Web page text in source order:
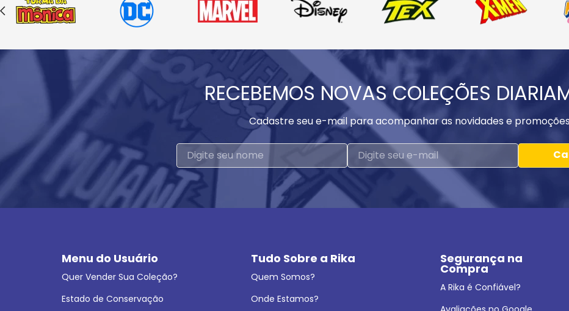
RECEBEMOS NOVAS COLEÇÕES
Cadastre seu e-mail para acompanhar as novidades e
Menu do Usuário
Quer Vender Sua Coleção?
Estado de Conservação
Tudo Sobre a Rika
Quem Somos?
Onde Estamos?
Segurança na
Compra
A Rika é Confiável?